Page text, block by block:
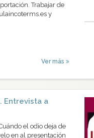
Trabajar de
y
Ver más
Entrevista a
el odio deja de
en al presentación